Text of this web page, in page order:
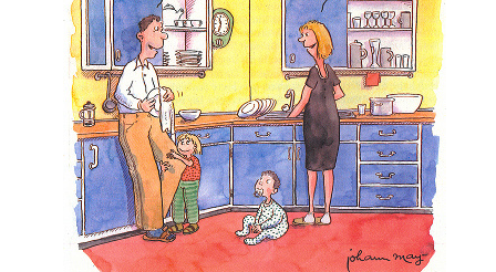
Meta
Anmelden
Eintrags-Feed
Kommentar-Feed
WordPress.org